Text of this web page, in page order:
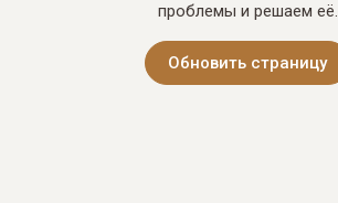
проблемы и решаем её.
Обновить страницу